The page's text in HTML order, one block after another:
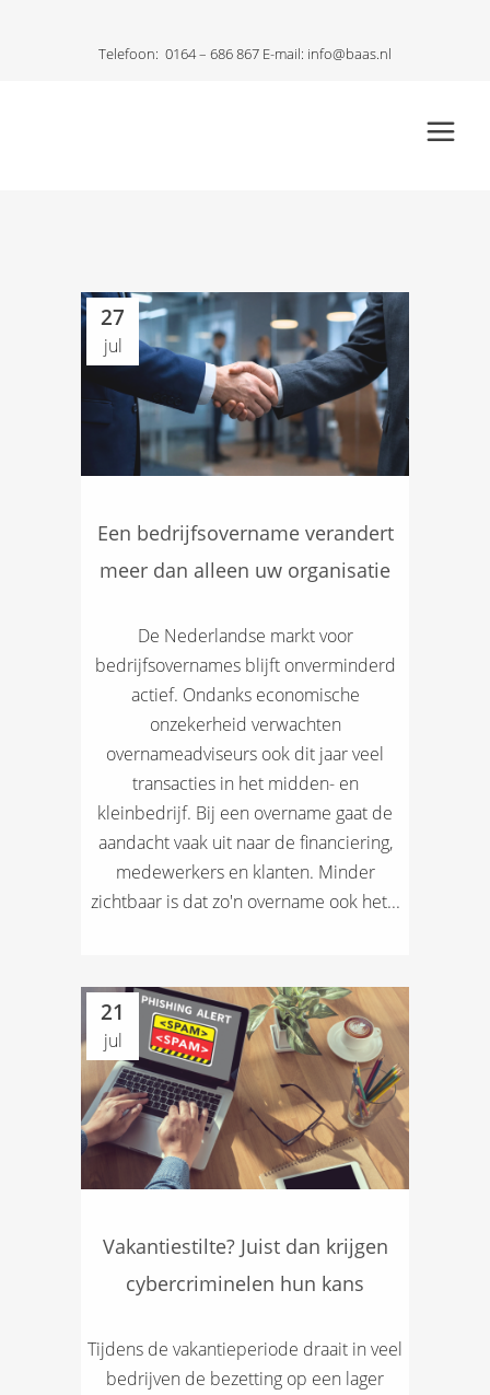
Telefoon: 0164 – 686 867 E-mail: info@baas.nl
27
jul
Een bedrijfsovername verandert
meer dan alleen uw organisatie
De Nederlandse markt voor
bedrijfsovernames blijft onverminderd
actief. Ondanks economische
onzekerheid verwachten
overnameadviseurs ook dit jaar veel
transacties in het midden- en
kleinbedrijf. Bij een overname gaat de
aandacht vaak uit naar de financiering,
medewerkers en klanten. Minder
zichtbaar is dat zo'n overname ook het...
21
jul
Vakantiestilte? Juist dan krijgen
cybercriminelen hun kans
Tijdens de vakantieperiode draait in veel
bedrijven de bezetting op een lager